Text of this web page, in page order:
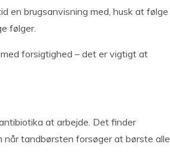
en brugsanvisning med, husk at følge
følger.
forsigtighed – det er vigtigt at
at arbejde. Det finder
når tandbørsten forsøger at børste alle